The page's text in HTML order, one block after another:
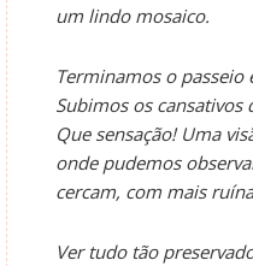
um lindo mosaico.
Terminamos o passeio
Subimos os
Que sensação! Uma
onde pudemos
cercam, com mais
Ver tudo tão